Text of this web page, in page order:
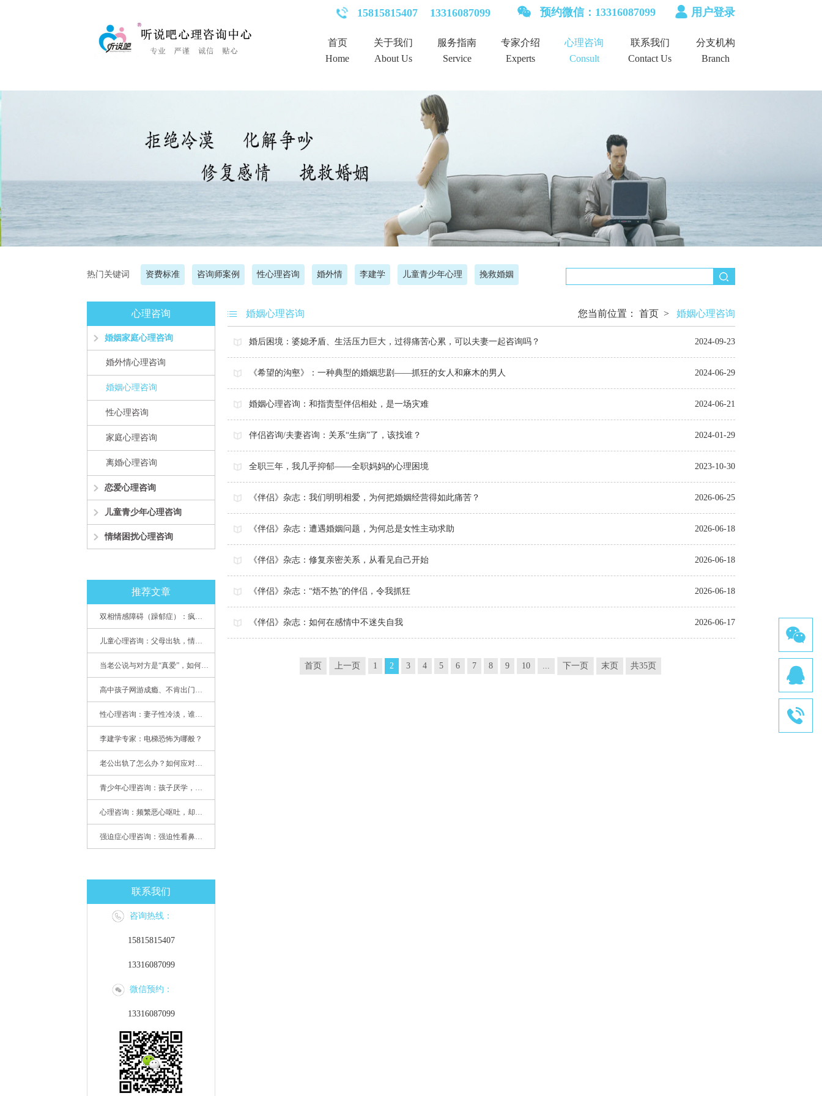
15815815407 13316087099 预约微信：13316087099 用户登录
首页
Home
关于我们
About Us
服务指南
Service
专家介绍
Experts
心理咨询
Consult
联系我们
Contact Us
分支机构
Branch
热门关键词 资费标准 咨询师案例 性心理咨询 婚外情 李建学 儿童青少年心理 挽救婚姻
心理咨询
婚姻家庭心理咨询
婚外情心理咨询
婚姻心理咨询
性心理咨询
家庭心理咨询
离婚心理咨询
恋爱心理咨询
儿童青少年心理咨询
情绪困扰心理咨询
推荐文章
双相情感障碍（躁郁症）：疯子如何走向天才
儿童心理咨询：父母出轨，情感混乱孩子内心的隐秘
当老公说与对方是“真爱”，如何挽救婚姻？(始篇)
高中孩子网游成瘾、不肯出门，家长该怎么办？
性心理咨询：妻子性冷淡，谁之过
李建学专家：电梯恐怖为哪般？
老公出轨了怎么办？如何应对老公出轨？——婚姻心理专家为您支招
青少年心理咨询：孩子厌学，整天沉迷手机，网络成瘾，怎么办?
心理咨询：频繁恶心呕吐，却无身体异常
强迫症心理咨询：强迫性看鼻尖，害我无法学习
联系我们
咨询热线：
15815815407
13316087099
微信预约：
13316087099
婚姻心理咨询 您当前位置： 首页 > 婚姻心理咨询
婚后困境：婆媳矛盾、生活压力巨大，过得痛苦心累，可以夫妻一起咨询吗？ 2024-09-23
《希望的沟壑》：一种典型的婚姻悲剧——抓狂的女人和麻木的男人 2024-06-29
婚姻心理咨询：和指责型伴侣相处，是一场灾难 2024-06-21
伴侣咨询/夫妻咨询：关系“生病”了，该找谁？ 2024-01-29
全职三年，我几乎抑郁——全职妈妈的心理困境 2023-10-30
《伴侣》杂志：我们明明相爱，为何把婚姻经营得如此痛苦？ 2026-06-25
《伴侣》杂志：遭遇婚姻问题，为何总是女性主动求助 2026-06-18
《伴侣》杂志：修复亲密关系，从看见自己开始 2026-06-18
《伴侣》杂志：“焐不热”的伴侣，令我抓狂 2026-06-18
《伴侣》杂志：如何在感情中不迷失自我 2026-06-17
首页 上一页 1 2 3 4 5 6 7 8 9 10 ... 下一页 末页 共35页